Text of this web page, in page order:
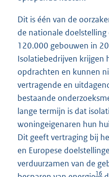
Dit is één van de
de nationale
120.000 gebouwen in
Isolatiebedrijven krijgen
opdrachten en kunnen
vertragende en
bestaande
lange termijn is dat
woningeigenaren hun
Dit geeft vertraging bij
en Europese
verduurzamen van de
16